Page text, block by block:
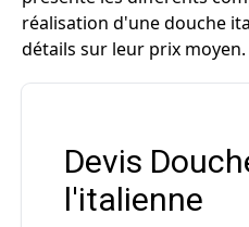
réalisation d'une douche
détails sur leur prix moyen.
Devis
l'italienne